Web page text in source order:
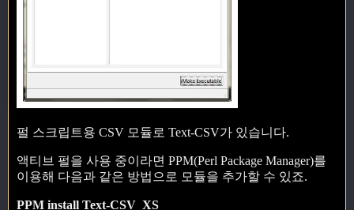
펄 스크립트용 CSV 모듈로 Text-CSV가 있습니다.
액티브 펄을 사용 중이라면 PPM(Perl Package Manager)를
이용해 다음과 같은 방법으로 모듈을 추가할 수 있죠.
PPM install Text-CSV_XS